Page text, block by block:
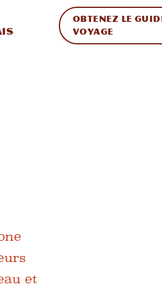
site
vers l'international
OBTENEZ LE
VOYAGE
et